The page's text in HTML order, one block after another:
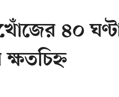
৪০